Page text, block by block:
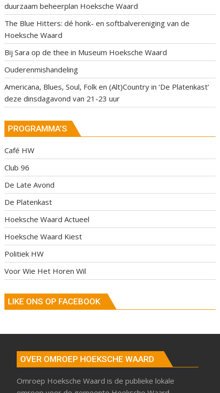
duurzaam beheerplan Hoeksche Waard
The Blue Hitters: dé honk- en softbalvereniging van de
Hoeksche Waard
Bij Sara op de thee in Museum Hoeksche Waard
Ouderenmishandeling
Americana, Blues, Soul, Folk en (Alt)Country in ‘De Platenkast’
deze dinsdagavond van 21-23 uur
PROGRAMMA’S
Café HW
Club 96
De Late Avond
De Platenkast
Hoeksche Waard Actueel
Hoeksche Waard Kiest
Politiek HW
Voor Wie Het Horen Wil
LIKE ONS OP FACEBOOK
OVER OMROEP HOEKSCHE WAARD
Omroep Hoeksche Waard is de publieke lokale